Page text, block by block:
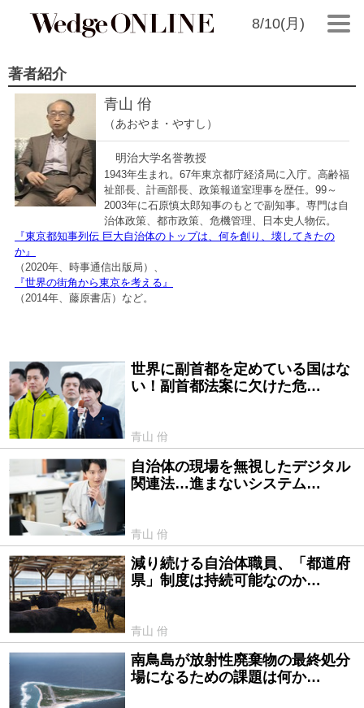
8/10(月)
著者紹介
青山 佾
（あおやま・やすし）
明治大学名誉教授
1943年生まれ。67年東京都庁経済局に入庁。高齢福
祉部長、計画部長、政策報道室理事を歴任。99～
2003年に石原慎太郎知事のもとで副知事。専門は自
治体政策、都市政策、危機管理、日本史人物伝。
『東京都知事列伝 巨大自治体のトップは、何を創り、壊してきたの
か』
（2020年、時事通信出版局）、
『世界の街角から東京を考える』
（2014年、藤原書店）など。
2026/07/22
世界に副首都を定めている国はな
い！副首都法案に欠けた危…
青山 佾
2026/05/12
自治体の現場を無視したデジタル
関連法…進まないシステム…
青山 佾
2026/04/12
減り続ける自治体職員、「都道府
県」制度は持続可能なのか…
青山 佾
2026/04/03
南鳥島が放射性廃棄物の最終処分
場になるための課題は何か…